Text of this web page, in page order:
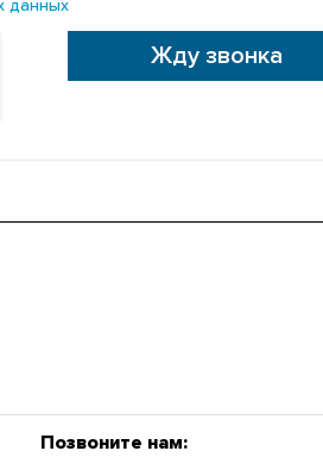
данных
Жду звонка
Позвоните нам: